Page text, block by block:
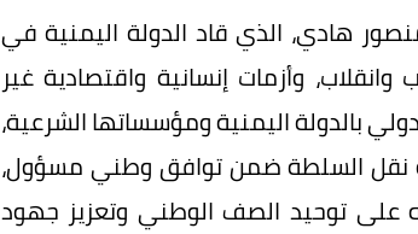
هادي، الذي قاد الدولة اليمنية في
وأزمات إنسانية واقتصادية غير
بالدولة اليمنية ومؤسساتها الشرعية،
نقل السلطة ضمن توافق وطني مسؤول،
الرئاسي في العام 2022، حرصاً منه على توحيد الصف الوطني وتعزيز جهود